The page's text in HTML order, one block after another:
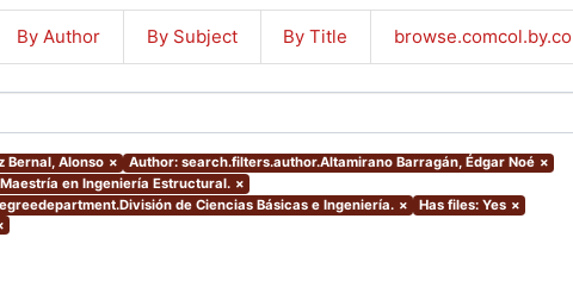
By Author By Subject By Title
Bernal, Alonso × Author: search.filters.author.Altamirano Barragán, Édgar Noé ×
en Ingeniería Estructural. ×
de Ciencias Básicas e Ingeniería. × Has files: Yes ×